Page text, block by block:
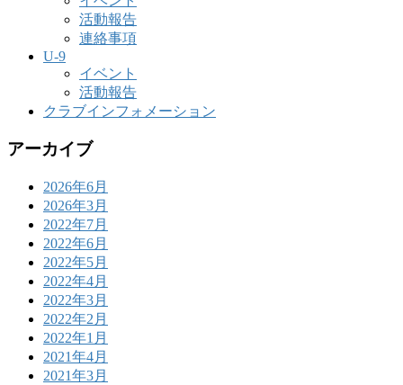
活動報告
連絡事項
U-9
イベント
活動報告
クラブインフォメーション
アーカイブ
2026年6月
2026年3月
2022年7月
2022年6月
2022年5月
2022年4月
2022年3月
2022年2月
2022年1月
2021年4月
2021年3月